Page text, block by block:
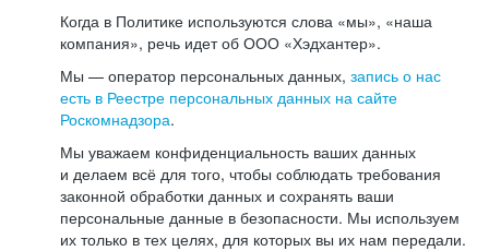
Когда в Политике используются слова «мы», «наша
компания», речь идет об ООО «Хэдхантер».
Мы — оператор персональных данных, запись о нас
есть в Реестре персональных данных на сайте
Роскомнадзора.
Мы уважаем конфиденциальность ваших данных
и делаем всё для того, чтобы соблюдать требования
законной обработки данных и сохранять ваши
персональные данные в безопасности. Мы используем
их только в тех целях, для которых вы их нам передали.